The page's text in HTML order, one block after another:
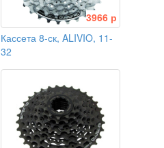
3966 р
Кассета 8-ск, ALIVIO, 11-
32